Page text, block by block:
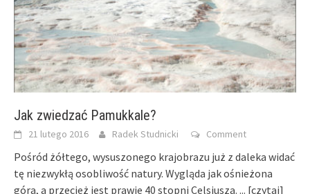
Jak zwiedzać Pamukkale?
21 lutego 2016 Radek Studnicki Comment
Pośród żółtego, wysuszonego krajobrazu już z daleka widać
tę niezwykłą osobliwość natury. Wygląda jak ośnieżona
góra, a przecież jest prawie 40 stopni Celsjusza. ... [czytaj]